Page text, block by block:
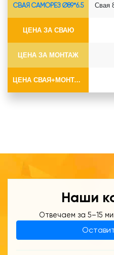
СВАЯ САМОРЕЗ Ø89*6.5
ЦЕНА ЗА СВАЮ
ЦЕНА ЗА МОНТАЖ
ЦЕНА СВАЯ+МОНТАЖ (БЕЗ ОГОЛОВКА)
Свая
Наши
Отвечаем за 5–15